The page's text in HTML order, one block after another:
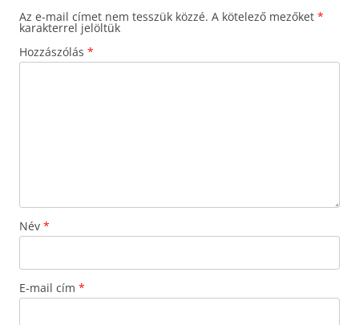
Az e-mail címet nem tesszük közzé. A kötelező mezőket *
karakterrel jelöltük
Hozzászólás *
Név *
E-mail cím *